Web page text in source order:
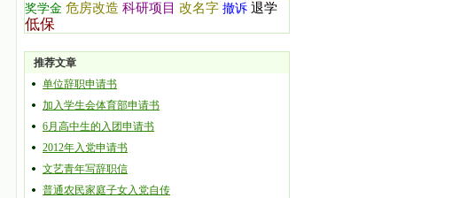
奖学金 危房改造 科研项目 改名字 撤诉 退学
低保
推荐文章
单位辞职申请书
加入学生会体育部申请书
6月高中生的入团申请书
2012年入党申请书
文艺青年写辞职信
普通农民家庭子女入党自传